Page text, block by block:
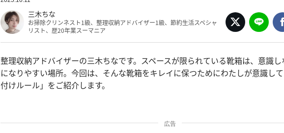
三木ちな
お掃除クリンネスト1級、整理収納アドバイザー1級、節約生活スペシャ
リスト、歴20年業スーマニア
整理収納アドバイザーの三木ちなです。スペースが限られている靴箱は、意識
になりやすい場所。今回は、そんな靴箱をキレイに保つためにわたしが意識し
付けルール」をご紹介します。
広告